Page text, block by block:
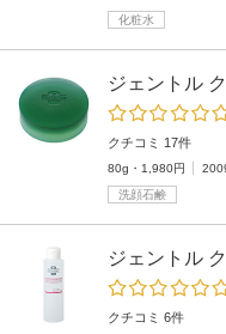
化粧水
ジェントル
クチコミ 17件
80g・1,980円
洗顔石鹸
ジェントル
クチコミ 6件